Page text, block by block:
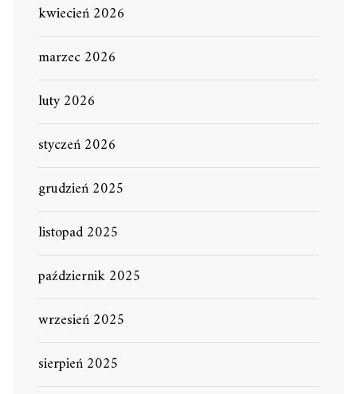
kwiecień 2026
marzec 2026
luty 2026
styczeń 2026
grudzień 2025
listopad 2025
październik 2025
wrzesień 2025
sierpień 2025